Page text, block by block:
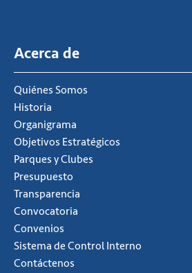
Acerca de
Quiénes Somos
Historia
Organigrama
Objetivos Estratégicos
Parques y Clubes
Presupuesto
Transparencia
Convocatoria
Convenios
Sistema de Control Interno
Contáctenos